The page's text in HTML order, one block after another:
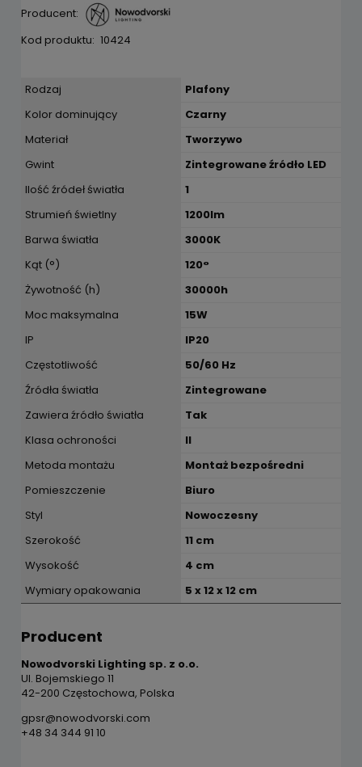
Producent:
Kod produktu: 10424
Rodzaj
Plafony
Kolor dominujący
Czarny
Materiał
Tworzywo
Gwint
Zintegrowane źródło LED
Ilość źródeł światła
1
Strumień świetlny
1200lm
Barwa światła
3000K
Kąt (°)
120°
Żywotność (h)
30000h
Moc maksymalna
15W
IP
IP20
Częstotliwość
50/60 Hz
Źródła światła
Zintegrowane
Zawiera źródło światła
Tak
Klasa ochroności
II
Metoda montażu
Montaż bezpośredni
Pomieszczenie
Biuro
Styl
Nowoczesny
Szerokość
11 cm
Wysokość
4 cm
Wymiary opakowania
5 x 12 x 12 cm
Producent
Nowodvorski Lighting sp. z o.o.
Ul. Bojemskiego 11
42-200 Częstochowa, Polska
gpsr@nowodvorski.com
+48 34 344 91 10